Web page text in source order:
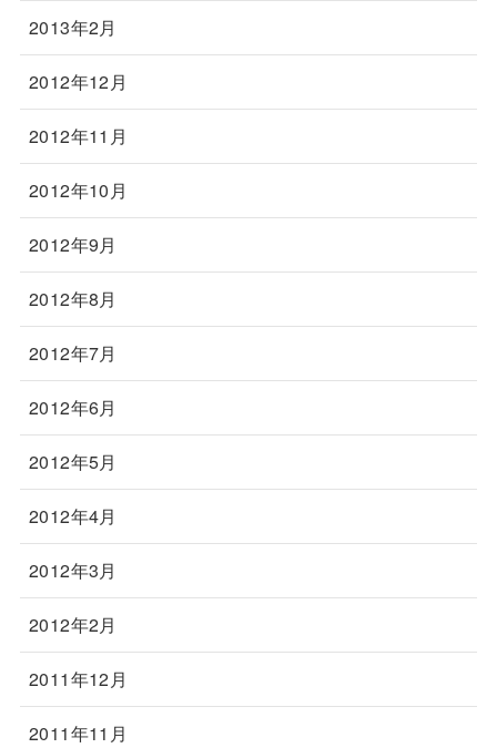
2013年2月
2012年12月
2012年11月
2012年10月
2012年9月
2012年8月
2012年7月
2012年6月
2012年5月
2012年4月
2012年3月
2012年2月
2011年12月
2011年11月